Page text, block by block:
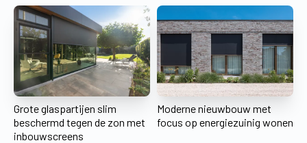
Grote glaspartijen slim
beschermd tegen de zon met
inbouwscreens
Moderne nieuwbouw met
focus op energiezuinig wonen